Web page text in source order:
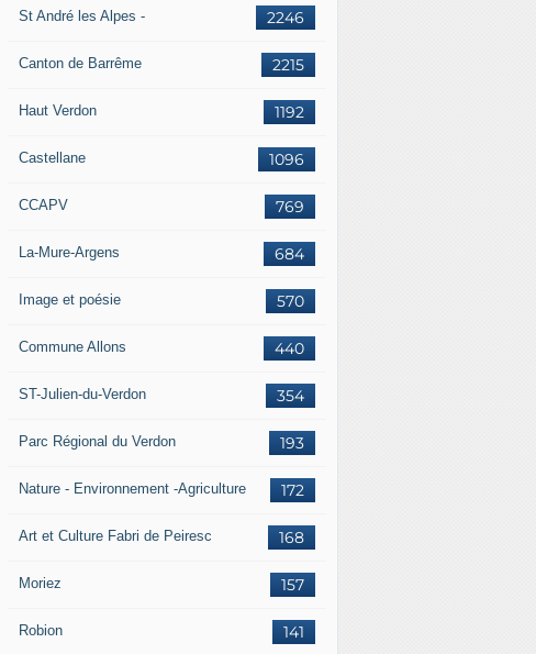
2246
St André les Alpes -
2215
Canton de Barrême
1192
Haut Verdon
1096
Castellane
769
CCAPV
684
La-Mure-Argens
570
Image et poésie
440
Commune Allons
354
ST-Julien-du-Verdon
193
Parc Régional du Verdon
172
Nature - Environnement -Agriculture
168
Art et Culture Fabri de Peiresc
157
Moriez
141
Robion